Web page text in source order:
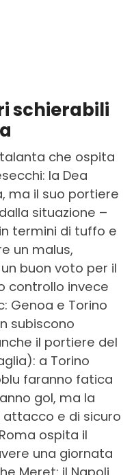
schierabili
che ospita
la Dea
ma il suo portiere
situazione –
termini di tuffo e
un malus,
buon voto per il
controllo invece
Genoa e Torino
subiscono
il portiere del
a Torino
faranno fatica
gol, ma la
attacco e di sicuro
ospita il
una giornata